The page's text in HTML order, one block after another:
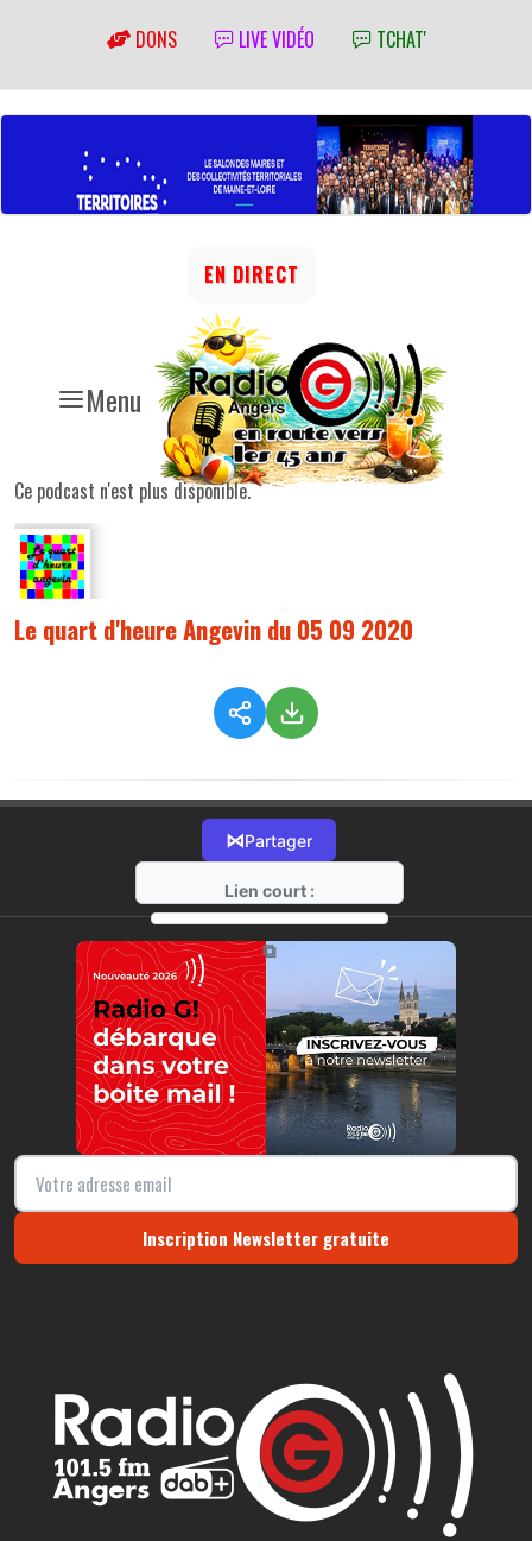
DONS LIVE VIDÉO TCHAT'
Menu
EN DIRECT
Ce podcast n'est plus disponible.
Le quart d'heure Angevin du 05 09 2020
⋈Partager
Lien court :
https://radio-g.fr?9774
⧉
Inscription Newsletter gratuite